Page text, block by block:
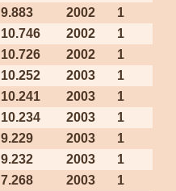
9.883 2002
1
10.746 2002
1
10.726 2002
1
10.252 2003
1
10.241 2003
1
10.234 2003
1
9.229 2003
1
9.232 2003
1
7.268 2003
1